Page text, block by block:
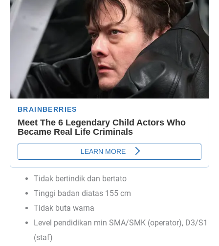
Tidak bertindik dan bertato
Tinggi badan diatas 155 cm
Tidak buta warna
Level pendidikan min SMA/SMK (operator), D3/S1
(staf)